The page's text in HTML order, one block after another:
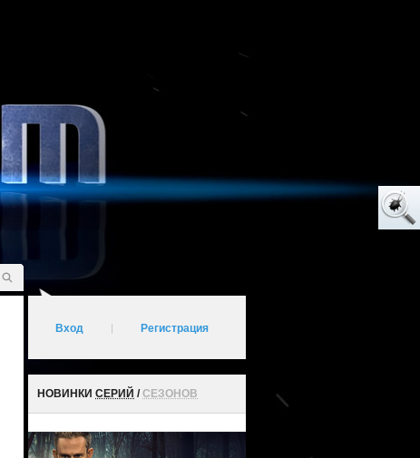
Вход Регистрация
НОВИНКИ СЕРИЙ /СЕЗОНОВ